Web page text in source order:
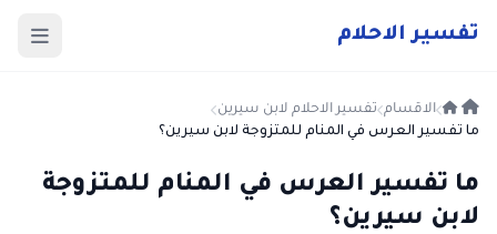
تفسير الاحلام
الاقسام تفسير الاحلام لابن سيرين
ما تفسير العرس في المنام للمتزوجة لابن سيرين؟
ما تفسير العرس في المنام للمتزوجة
لابن سيرين؟